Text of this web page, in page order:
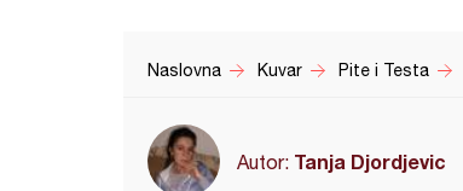
Naslovna Kuvar Pite i Testa
Autor: Tanja Djordjevic